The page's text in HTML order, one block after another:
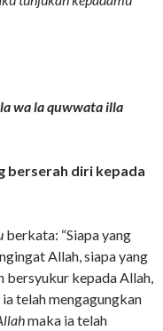
wa la quwwata illa
berserah diri kepada
berkata: “Siapa yang
Allah, siapa yang
bersyukur kepada Allah,
telah mengagungkan
maka ia telah